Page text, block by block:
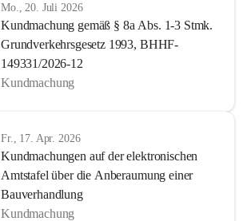
Mo., 20. Juli 2026
Kundmachung gemäß § 8a Abs. 1-3 Stmk.
Grundverkehrsgesetz 1993, BHHF-
149331/2026-12
Kundmachung
Fr., 17. Apr. 2026
Kundmachungen auf der elektronischen
Amtstafel über die Anberaumung einer
Bauverhandlung
Kundmachung